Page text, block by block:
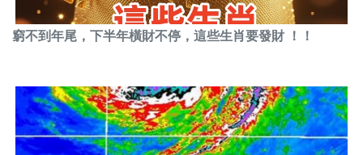
窮不到年尾，下半年橫財不停，這些生肖要發財 ！！